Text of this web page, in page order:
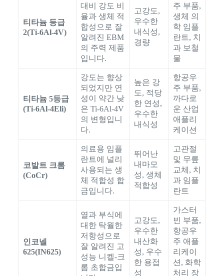
티타늄 등급
2(Ti-6Al-4V)
대비 강도 비
율과 생체 적
합성으로 잘
알려진 EBM
의 주력 제품
입니다.
고강도,
우수한
내식성,
경량
주 부품,
생체 의
학 임플
란트, 치
과 보철
물
티타늄 5등급
(Ti-6Al-4Eli)
강도는 향상
되었지만 연
성이 약간 낮
은 Ti-6Al-4V
의 변형입니
다.
높은 강
도, 적당
한 연성,
우수한
내식성
항공우
주 부품,
까다로
운 산업
애플리
케이션
코발트 크롬
(CoCr)
의료용 임플
란트에 널리
사용되는 생
체 적합성 합
금입니다.
뛰어난
내마모
성, 생체
적합성
고관절
및 무릎
교체, 치
과 임플
란트
인코넬
625(IN625)
열과 부식에
대한 탁월한
저항성으로
잘 알려진 고
성능 니켈-크
롬 초합금입
고강도,
우수한
내산화
성, 우수
한 용접
성
가스터
빈 부품,
항공우
주 애플
리케이
션, 화학
처리 장